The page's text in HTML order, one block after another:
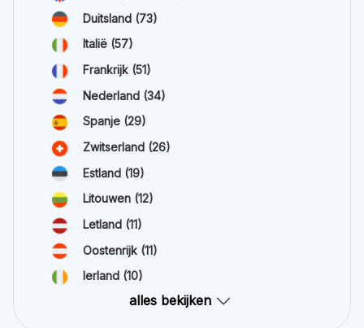
Duitsland (73)
Italië (57)
Frankrijk (51)
Nederland (34)
Spanje (29)
Zwitserland (26)
Estland (19)
Litouwen (12)
Letland (11)
Oostenrijk (11)
Ierland (10)
alles bekijken